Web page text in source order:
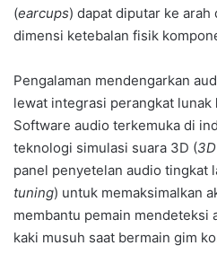
(earcups) dapat diputar ke
dimensi ketebalan fisik
Pengalaman mendengarkan
lewat integrasi perangkat lunak
Software audio terkemuka di
teknologi simulasi suara 3D (
panel penyetelan audio tingkat
tuning) untuk memaksimalkan
membantu pemain mendeteksi
kaki musuh saat bermain gim